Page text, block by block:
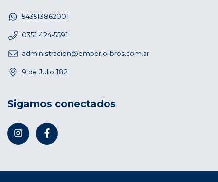
543513862001
0351 424-5591
administracion@emporiolibros.com.ar
9 de Julio 182
Sigamos conectados